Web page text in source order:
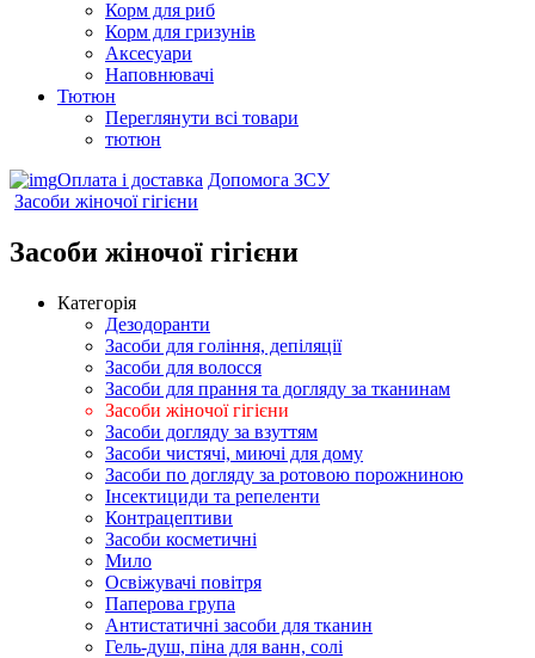
Корм для риб
Корм для гризунів
Аксесуари
Наповнювачі
Тютюн
Переглянути всі товари
тютюн
Оплата і доставка Допомога ЗСУ
Засоби жіночої гігієни
Засоби жіночої гігієни
Категорія
Дезодоранти
Засоби для гоління, депіляції
Засоби для волосся
Засоби для прання та догляду за тканинам
Засоби жіночої гігієни
Засоби догляду за взуттям
Засоби чистячі, миючі для дому
Засоби по догляду за ротовою порожниною
Інсектициди та репеленти
Контрацептиви
Засоби косметичні
Мило
Освіжувачі повітря
Паперова група
Антистатичні засоби для тканин
Гель-душ, піна для ванн, солі